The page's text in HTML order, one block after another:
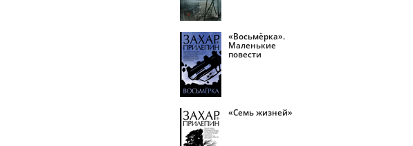
«Восьмёрка».
Маленькие
повести
«Семь жизней»